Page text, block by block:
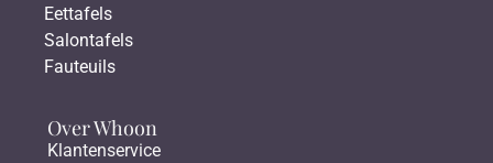
Eettafels
Salontafels
Fauteuils
Over Whoon
Klantenservice